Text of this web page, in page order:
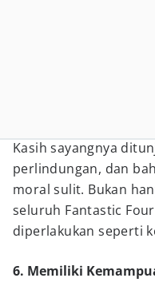
Kasih sayangnya
perlindungan, dan
moral sulit. Bukan
seluruh Fantastic
diperlakukan seperti
6. Memiliki